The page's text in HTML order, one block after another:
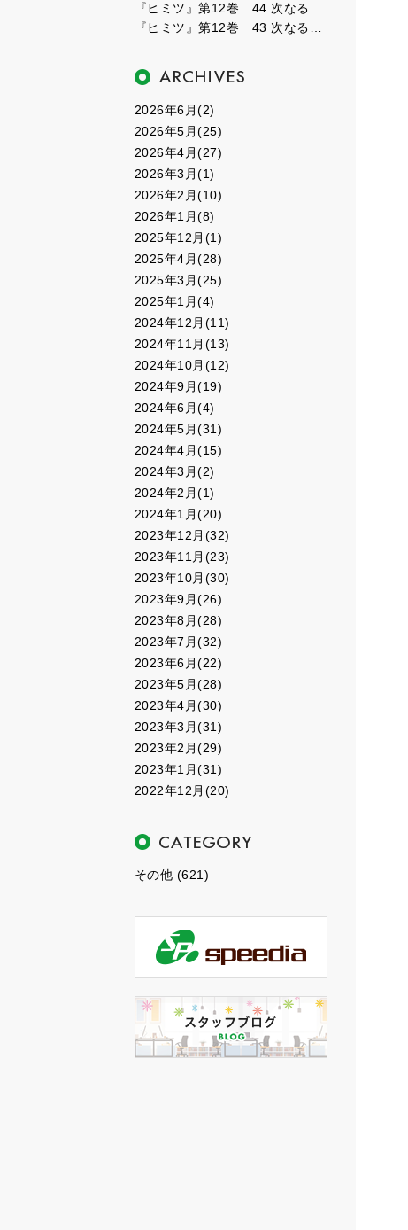
2026年6月(2)
2026年5月(25)
2026年4月(27)
2026年3月(1)
2026年2月(10)
2026年1月(8)
2025年12月(1)
2025年4月(28)
2025年3月(25)
2025年1月(4)
2024年12月(11)
2024年11月(13)
2024年10月(12)
2024年9月(19)
2024年6月(4)
2024年5月(31)
2024年4月(15)
2024年3月(2)
2024年2月(1)
2024年1月(20)
2023年12月(32)
2023年11月(23)
2023年10月(30)
2023年9月(26)
2023年8月(28)
2023年7月(32)
2023年6月(22)
2023年5月(28)
2023年4月(30)
2023年3月(31)
2023年2月(29)
2023年1月(31)
2022年12月(20)
その他 (621)